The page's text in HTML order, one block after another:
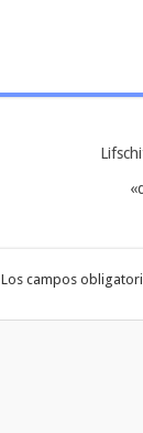
Los campos